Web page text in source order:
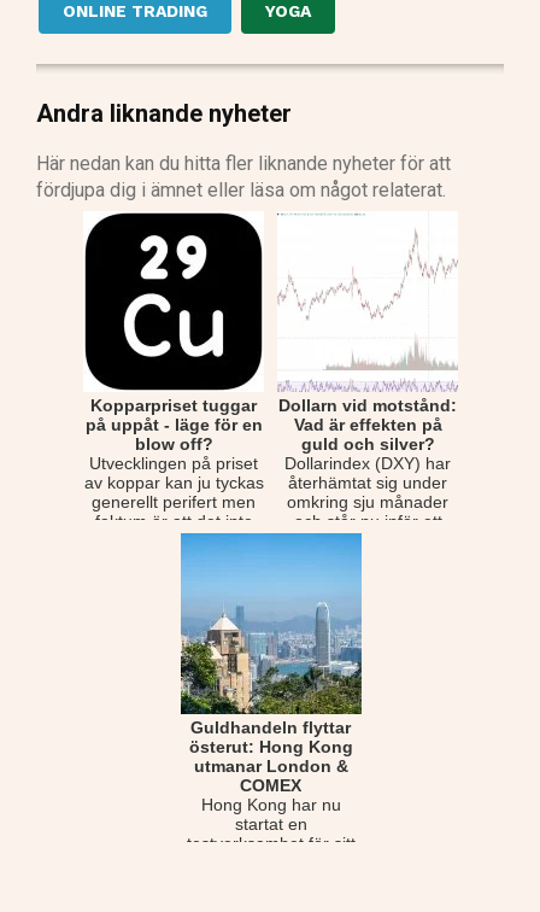
ONLINE TRADING YOGA
Andra liknande nyheter
Här nedan kan du hitta fler liknande nyheter för att
fördjupa dig i ämnet eller läsa om något relaterat.
Kopparpriset tuggar
på uppåt - läge för en
blow off?
Utvecklingen på priset
av koppar kan ju tyckas
generellt perifert men
faktum är att det inte
för int...
Dollarn vid motstånd:
Vad är effekten på
guld och silver?
Dollarindex (DXY) har
återhämtat sig under
omkring sju månader
och står nu inför ett
betydligt vikti...
Guldhandeln flyttar
österut: Hong Kong
utmanar London &
COMEX
Hong Kong har nu
startat en
testverksamhet för sitt